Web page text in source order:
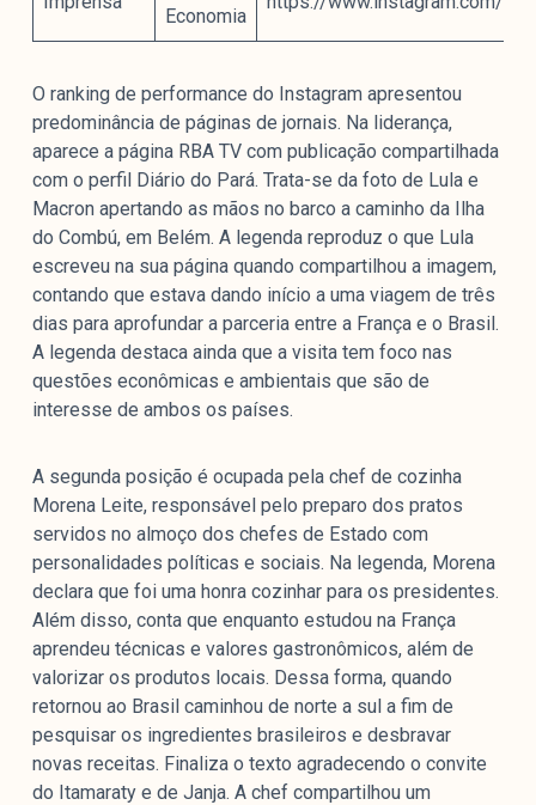
Economia
O ranking de performance do Instagram apresentou
predominância de páginas de jornais. Na liderança,
aparece a página RBA TV com publicação compartilhada
com o perfil Diário do Pará. Trata-se da foto de Lula e
Macron apertando as mãos no barco a caminho da Ilha
do Combú, em Belém. A legenda reproduz o que Lula
escreveu na sua página quando compartilhou a imagem,
contando que estava dando início a uma viagem de três
dias para aprofundar a parceria entre a França e o Brasil.
A legenda destaca ainda que a visita tem foco nas
questões econômicas e ambientais que são de
interesse de ambos os países.
A segunda posição é ocupada pela chef de cozinha
Morena Leite, responsável pelo preparo dos pratos
servidos no almoço dos chefes de Estado com
personalidades políticas e sociais. Na legenda, Morena
declara que foi uma honra cozinhar para os presidentes.
Além disso, conta que enquanto estudou na França
aprendeu técnicas e valores gastronômicos, além de
valorizar os produtos locais. Dessa forma, quando
retornou ao Brasil caminhou de norte a sul a fim de
pesquisar os ingredientes brasileiros e desbravar
novas receitas. Finaliza o texto agradecendo o convite
do Itamaraty e de Janja. A chef compartilhou um